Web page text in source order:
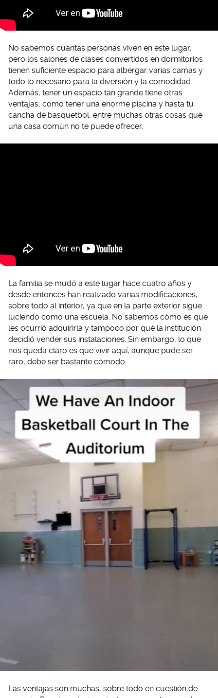
No sabemos cuántas personas viven en este lugar,
pero los salones de clases convertidos en dormitorios
tienen suficiente espacio para albergar varias camas y
todo lo necesario para la diversión y la comodidad.
Además, tener un espacio tan grande tiene otras
ventajas, como tener una enorme piscina y hasta tu
cancha de basquetbol, entre muchas otras cosas que
una casa común no te puede ofrecer.
La familia se mudó a este lugar hace cuatro años y
desde entonces han realizado varias modificaciones,
sobre todo al interior, ya que en la parte exterior sigue
luciendo como una escuela. No sabemos cómo es que
les ocurrió adquirirla y tampoco por qué la institución
decidió vender sus instalaciones. Sin embargo, lo que
nos queda claro es que vivir aquí, aunque pude ser
raro, debe ser bastante cómodo.
Las ventajas son muchas, sobre todo en cuestión de